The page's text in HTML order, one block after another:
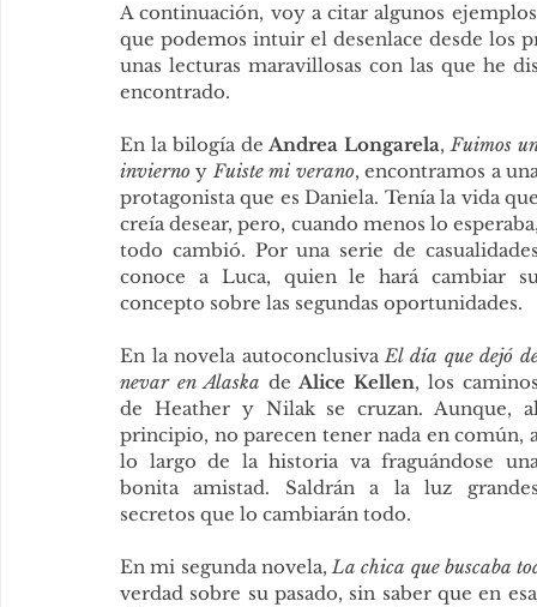
A continuación, voy a citar algunos
que podemos intuir el desenlace desde los
unas lecturas maravillosas con las que he
encontrado.
En la bilogía de Andrea Longarela, Fuimos
invierno y Fuiste mi verano, encontramos a
protagonista que es Daniela. Tenía la vida
creía desear, pero, cuando menos lo
todo cambió. Por una serie de
conoce a Luca, quien le hará cambiar
concepto sobre las segundas oportunidades.
En la novela autoconclusiva El día que dejó
nevar en Alaska de Alice Kellen, los
de Heather y Nilak se cruzan. Aunque,
principio, no parecen tener nada en común,
lo largo de la historia va fraguándose
bonita amistad. Saldrán a la luz
secretos que lo cambiarán todo.
En mi segunda novela, La chica que buscaba
verdad sobre su pasado, sin saber que en